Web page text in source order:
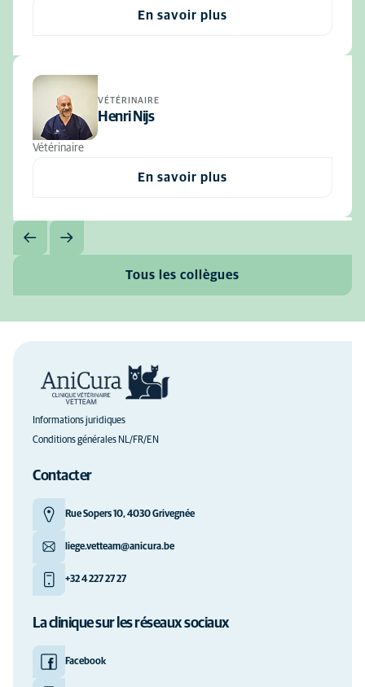
En savoir plus
VÉTÉRINAIRE
Henri Nijs
Vétérinaire
En savoir plus
Tous les collègues
Informations juridiques
Conditions générales NL/FR/EN
Contacter
Rue Sopers 10, 4030 Grivegnée
liege.vetteam@anicura.be
+32 4 227 27 27
La clinique sur les réseaux sociaux
Facebook